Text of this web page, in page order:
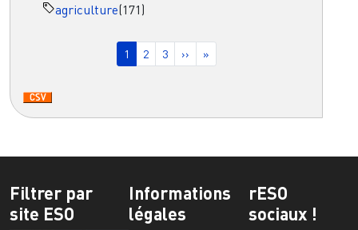
agriculture(171)
Page courante
1 Page
2 Page
3 Page suivante
›› Dernière page
»
Filtrer par
site ESO
Informations
légales
rESO
sociaux !